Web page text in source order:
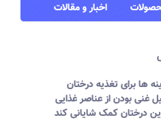
اخبار و مقالات
ها برای تغذیه درختان
غنی بودن از عناصر غذایی